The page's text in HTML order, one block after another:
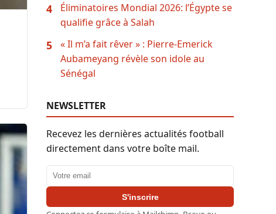
4
Éliminatoires Mondial 2026: l’Égypte se
qualifie grâce à Salah
5
« Il m’a fait rêver » : Pierre-Emerick
Aubameyang révèle son idole au
Sénégal
NEWSLETTER
Recevez les dernières actualités football
directement dans votre boîte mail.
Adresse email
S'inscrire